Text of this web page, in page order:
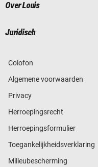
Over Louis
Juridisch
Colofon
Algemene voorwaarden
Privacy
Herroepingsrecht
Herroepingsformulier
Toegankelijkheidsverklaring
Milieubescherming